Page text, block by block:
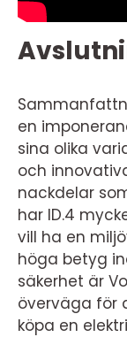
en
sina olika
och
nackdelar
har ID.4
vill ha en
höga betyg
säkerhet är
överväga för
köpa en